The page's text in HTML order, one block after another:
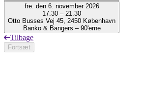
fre. den 6. november 2026
17.30 – 21.30
Otto Busses Vej 45, 2450 København
Banko & Bangers – 90'erne
Tilbage
Fortsæt